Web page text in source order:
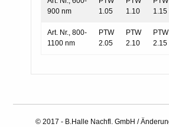
900 nm
1.05
1.10
1.15
Art. Nr., 800-
1100 nm
PTW
2.05
PTW
2.10
PTW
2.15
© 2017 - B.Halle Nachfl. GmbH /